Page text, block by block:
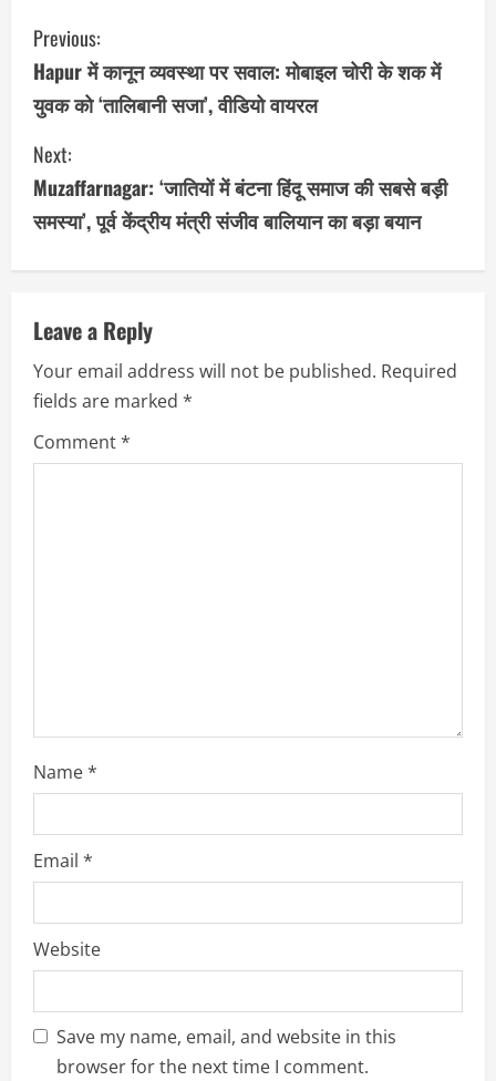
C
o
n
t
i
n
e
R
e
Previous:
Hapur में कानून व्यवस्था पर सवाल: मोबाइल चोरी के शक में
युवक को ‘तालिबानी सजा’, वीडियो वायरल
Next:
Muzaffarnagar: ‘जातियों में बंटना हिंदू समाज की सबसे बड़ी
समस्या’, पूर्व केंद्रीय मंत्री संजीव बालियान का बड़ा बयान
Leave a Reply
Your email address will not be published. Required
fields are marked *
Comment*
Name*
Email *
Website
Save my name, email, and website in this
browser for the next time I comment.